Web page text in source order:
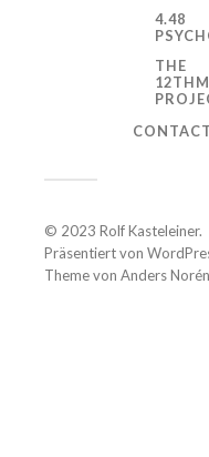
4.48
THE
© 2023 Rolf Kasteleiner.
Präsentiert von
Theme von Anders Norén